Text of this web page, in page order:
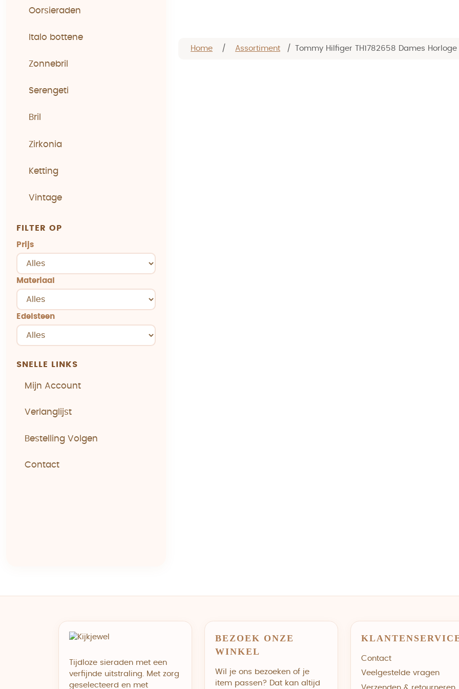
Oorsieraden
Italo bottene
Zonnebril
Serengeti
Bril
Zirkonia
Ketting
Vintage
FILTER OP
Prijs
Materiaal
Edelsteen
SNELLE LINKS
Mijn Account
Verlanglijst
Bestelling Volgen
Contact
Home / Assortiment / Tommy Hilfiger TH1782658 Dames Horloge
Tijdloze sieraden met een
verfijnde uitstraling. Met zorg
geselecteerd en met
BEZOEK ONZE
WINKEL
Wil je ons bezoeken of je
item passen? Dat kan altijd
Contact
Veelgestelde vragen